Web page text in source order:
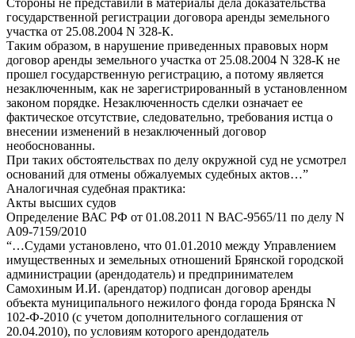
государственной регистрации договора аренды земельного
участка от 25.08.2004 N 328-К.
Таким образом, в нарушение приведенных правовых норм
договор аренды земельного участка от 25.08.2004 N 328-К не
прошел государственную регистрацию, а потому является
незаключенным, как не зарегистрированный в установленном
законом порядке. Незаключенность сделки означает ее
фактическое отсутствие, следовательно, требования истца о
внесении изменений в незаключенный договор
необоснованны.
При таких обстоятельствах по делу окружной суд не усмотрел
оснований для отмены обжалуемых судебных актов…”
Аналогичная судебная практика:
Акты высших судов
Определение ВАС РФ от 01.08.2011 N ВАС-9565/11 по делу N
А09-7159/2010
“…Судами установлено, что 01.01.2010 между Управлением
имущественных и земельных отношений Брянской городской
администрации (арендодатель) и предпринимателем
Самохиным И.И. (арендатор) подписан договор аренды
объекта муниципального нежилого фонда города Брянска N
102-Ф-2010 (с учетом дополнительного соглашения от
20.04.2010), по условиям которого арендодатель